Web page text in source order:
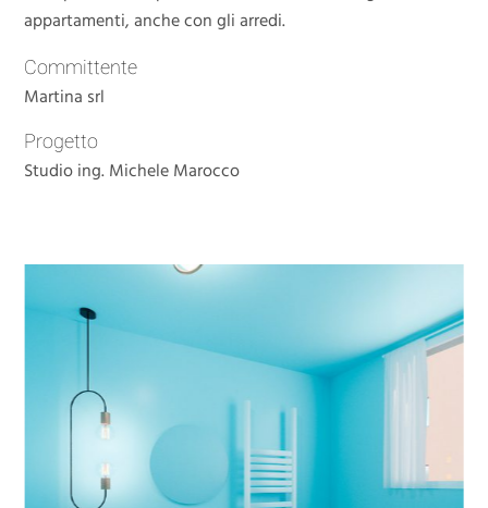
appartamenti, anche con gli arredi.
Committente
Martina srl
Progetto
Studio ing. Michele Marocco
Previous